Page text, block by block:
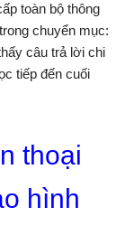
toàn bộ thông
trong chuyển mục:
câu trả lời chi
tiếp đến cuối
thoại
hình